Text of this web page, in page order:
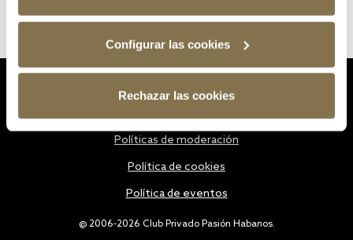
Configurar las cookies
Rechazar las cookies
@ 2006-2026 Club Privado Pasión Habanos.
Políticas de moderación
Política de cookies
Política de eventos